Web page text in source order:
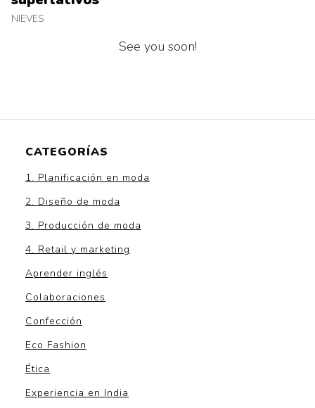
NIEVES
See you soon!
CATEGORÍAS
1. Planificación en moda
2. Diseño de moda
3. Producción de moda
4. Retail y marketing
Aprender inglés
Colaboraciones
Confección
Eco Fashion
Ética
Experiencia en India